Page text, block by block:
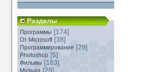
Разделы
Программы [174]
От Microsoft [38]
Программирование [29]
Photoshop [5]
Фильмы [183]
Музыка [29]